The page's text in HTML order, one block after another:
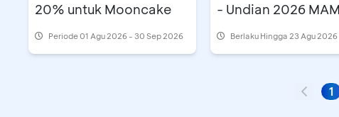
20% untuk Mooncake
Periode01 Agu 2026 - 30 Sep 2026
- Undian 2026
Awards di Astindo
Berlaku Hingga 23 Agu 2026
1